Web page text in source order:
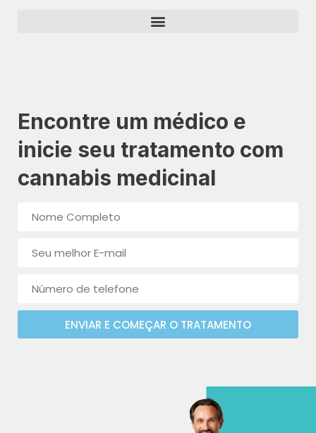
Encontre um médico e
inicie seu tratamento com
cannabis medicinal
ENVIAR E COMEÇAR O TRATAMENTO